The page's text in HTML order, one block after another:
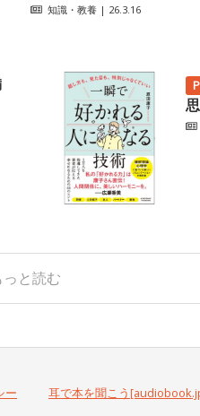
知識・教養 | 26.3.16
っと読む
ー 耳で本を聞こう